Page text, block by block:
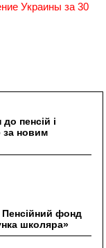
пенсій і
за новим
фонд
школяра»
Украины за 30